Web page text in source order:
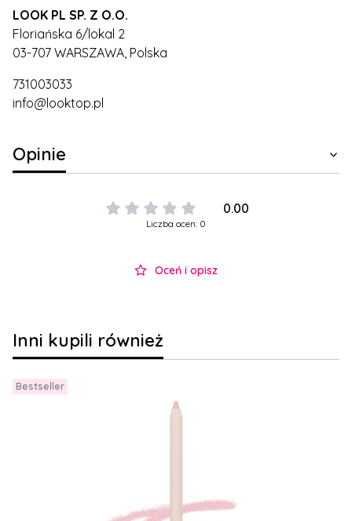
LOOK PL SP. Z O.O.
Floriańska 6/lokal 2
03-707 WARSZAWA, Polska
731003033
info@looktop.pl
Opinie
0.00
Liczba ocen: 0
Oceń i opisz
Inni kupili również
Bestseller